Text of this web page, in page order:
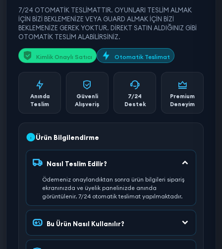
7/24 OTOMATİK TESLİMATTIR. OYUNLARI TESLİM ALMAK
İÇİN BİZİ BEKLEMENİZE VEYA GUARD ALMAK İÇİN BİZİ
BEKLEMENİZE GEREK YOKTUR. DİREKT SATIN ALDIĞINIZ GİBİ
OTOMATİK TESLİM ALABİLİRSİNİZ.
Kimlik Onaylı Satıcı Otomatik Teslimat
Anında
Teslim
Güvenli
Alışveriş
7/24
Destek
Premium
Deneyim
Ürün Bilgilendirme
Nasıl Teslim Edilir?
Ödemeniz onaylandıktan sonra ürün bilgileri sipariş
ekranınızda ve üyelik panelinizde anında
görüntülenir. 7/24 otomatik teslimat yapılmaktadır.
Bu Ürün Nasıl Kullanılır?